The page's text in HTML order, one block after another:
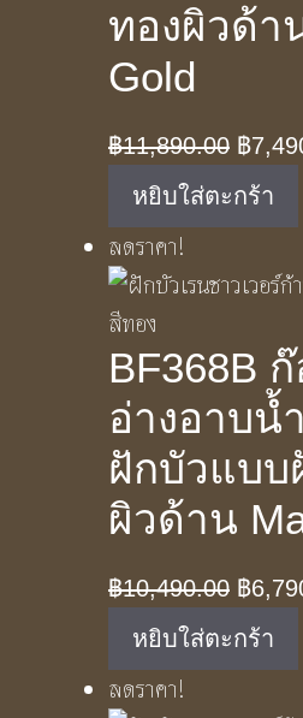
ทองผิวด้า
Gold
฿11,890.00
price
was:
฿
หยิบใส่ตะกร้า
ลดราคา!
BF368B
อ่างอาบน้
ฝักบัวแบบ
ผิวด้าน
฿10,490.00
price
was:
฿
หยิบใส่ตะกร้า
ลดราคา!